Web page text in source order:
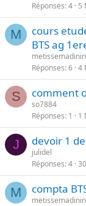
Réponses 4 5
M
cours
BTS ag
Réponses 6 4
S comment
so7884
Réponses 1 1
J devoir 1
julidel
Réponses 4
M compta